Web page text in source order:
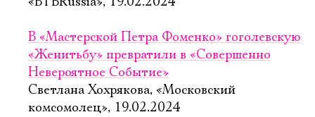
В «Мастерской Петра Фоменко» гоголевскую
«Женитьбу» превратили в «Совершенно
Невероятное Событие»
Светлана Хохрякова, «Московский
комсомолец», 19.02.2024